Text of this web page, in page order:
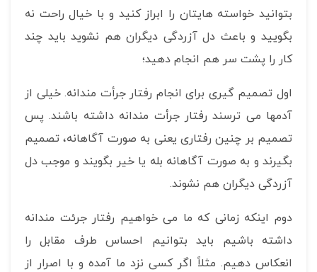
بتوانید خواسته هایتان را ابراز کنید و با خیال راحت نه
بگویید و باعث دل آزردگی دیگران هم نشوید باید چند
کار را پشت سر هم انجام دهید؛
اول تصمیم گیری برای انجام رفتار جرأت مندانه. خیلی از
آدمها می ترسند رفتار جرأت مندانه داشته باشند. پس
تصمیم بر چنین رفتاری یعنی به صورت آگاهانه، تصمیم
بگیرند و به صورت آگاهانه بله یا خیر بگویند و موجب دل
آزردگی دیگران هم نشوند.
دوم اینکه زمانی که ما می خواهیم رفتار جرئت مندانه
داشته باشیم باید بتوانیم احساس طرف مقابل را
انعکاس دهیم. مثلاً اگر کسی نزد ما آمده و با اصرار از